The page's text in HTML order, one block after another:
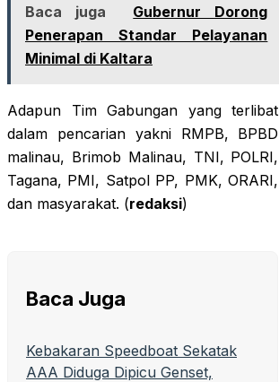
Baca juga
Gubernur Dorong
Penerapan Standar Pelayanan
Minimal di Kaltara
Adapun Tim Gabungan yang terlibat
dalam pencarian yakni RMPB, BPBD
malinau, Brimob Malinau, TNI, POLRI,
Tagana, PMI, Satpol PP, PMK, ORARI,
dan masyarakat. (redaksi)
Baca Juga
Kebakaran Speedboat Sekatak
AAA Diduga Dipicu Genset,